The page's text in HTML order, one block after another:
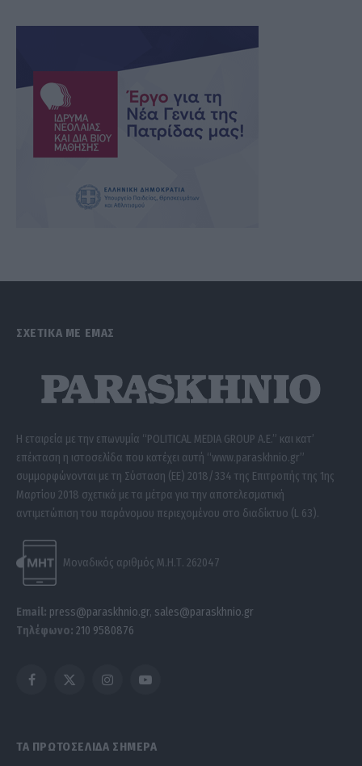
ΣΧΕΤΙΚΑ ΜΕ ΕΜΑΣ
Η εταιρεία με την επωνυμία “POLITICAL MEDIA GROUP A.E.” και κατ’
επέκταση η ιστοσελίδα που κατέχει αυτή “www.paraskhnio.gr”
συμμορφώνονται με τη Σύσταση (ΕΕ) 2018/334 της Επιτροπής της 1ης
Μαρτίου 2018 σχετικά με τα μέτρα για την αποτελεσματική
αντιμετώπιση του παράνομου περιεχομένου στο διαδίκτυο (L 63).
Μοναδικός αριθμός Μ.Η.Τ. 262047
Email: press@paraskhnio.gr, sales@paraskhnio.gr
Τηλέφωνο: 210 9580876
Facebook
X
InstagramYouTube
ΤΑ ΠΡΩΤΟΣΕΛΙΔΑ ΣΗΜΕΡΑ